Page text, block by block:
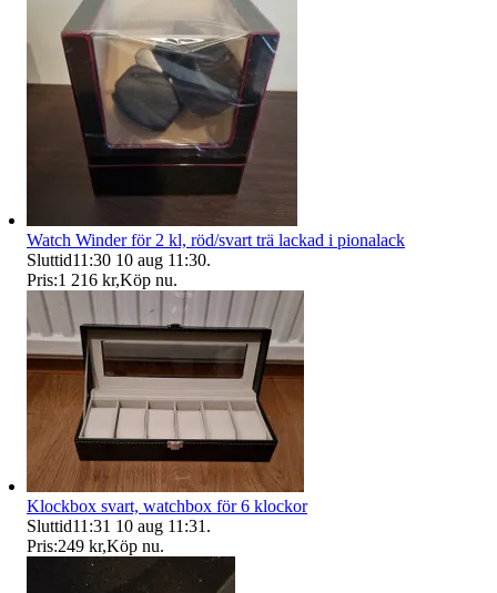
Watch Winder för 2 kl, röd/svart trä lackad i pionalack
Sluttid11:30 10 aug 11:30.
Pris:1 216 kr,Köp nu.
Klockbox svart, watchbox för 6 klockor
Sluttid11:31 10 aug 11:31 .
Pris:249 kr,Köp nu.